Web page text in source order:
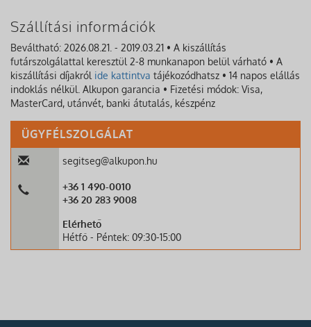
Szállítási információk
Beváltható: 2026.08.21. - 2019.03.21 • A kiszállítás
futárszolgálattal keresztül 2-8 munkanapon belül várható • A
kiszállítási díjakról ide kattintva tájékozódhatsz • 14 napos elállás
indoklás nélkül. Alkupon garancia • Fizetési módok: Visa,
MasterCard, utánvét, banki átutalás, készpénz
ÜGYFÉLSZOLGÁLAT
segitseg@alkupon.hu
+36 1 490-0010
+36 20 283 9008
Elérhető
Hétfő - Péntek: 09:30-15:00